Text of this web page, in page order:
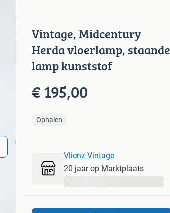
Vintage, Midcentury
Herda vloerlamp, staande
lamp kunststof
€ 195,00
Ophalen
Vlienz Vintage
20 jaar op Marktplaats